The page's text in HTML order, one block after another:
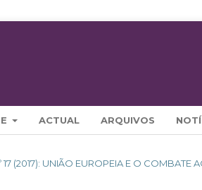
ACTUAL ARQUIVOS
17 (2017): UNIÃO EUROPEIA E O COMBATE